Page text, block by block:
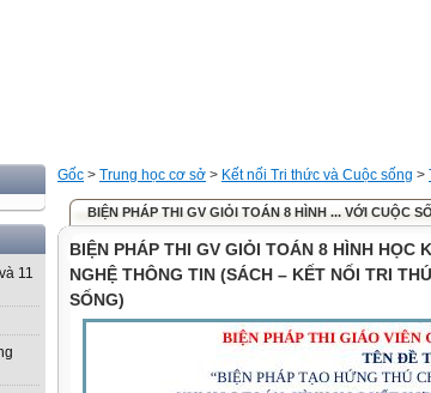
11
Gốc > Trung học cơ sở > Kết nối Tri thức và Cuộc sống >
BIỆN PHÁP THI GV GIỎI TOÁN 8 HÌNH ... VỚI CUỘC
BIỆN PHÁP THI GV GIỎI TOÁN 8 HÌNH HỌC
NGHỆ THÔNG TIN (SÁCH – KẾT NỐI TRI
SỐNG)